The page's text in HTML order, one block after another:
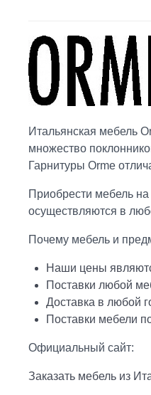
Итальянская мебель
множество
Гарнитуры Orme
Приобрести мебель
осуществляются в
Почему мебель и
Наши цены
Поставки любой
Доставка в любой
Поставки мебели
Официальный сайт:
Заказать мебель из